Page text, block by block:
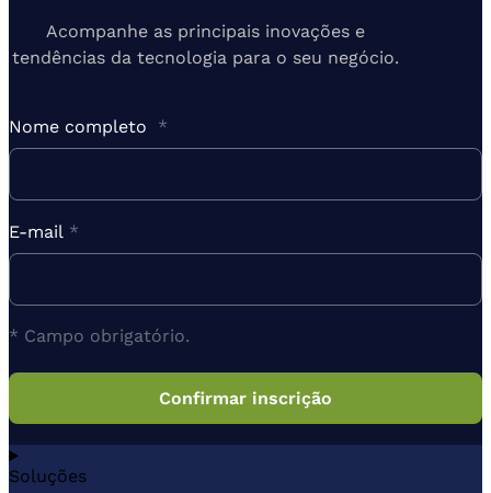
Acompanhe as principais inovações e
tendências da tecnologia para o seu negócio.
Nome completo *
E-mail *
* Campo obrigatório.
Soluções